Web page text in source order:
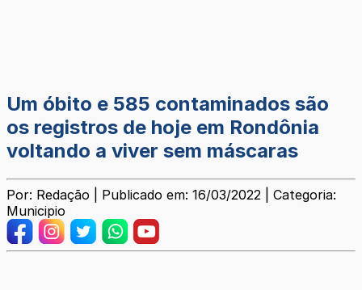
Um óbito e 585 contaminados são
os registros de hoje em Rondônia
voltando a viver sem máscaras
Por: Redação | Publicado em: 16/03/2022 | Categoria:
Municipio